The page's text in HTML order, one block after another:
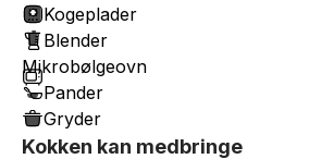
Kogeplader
Blender
Mikrobølgeovn
Pander
Gryder
Kokken kan medbringe